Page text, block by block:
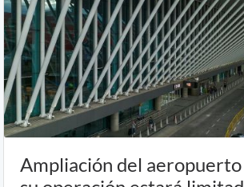
Ampliación del aeropuerto